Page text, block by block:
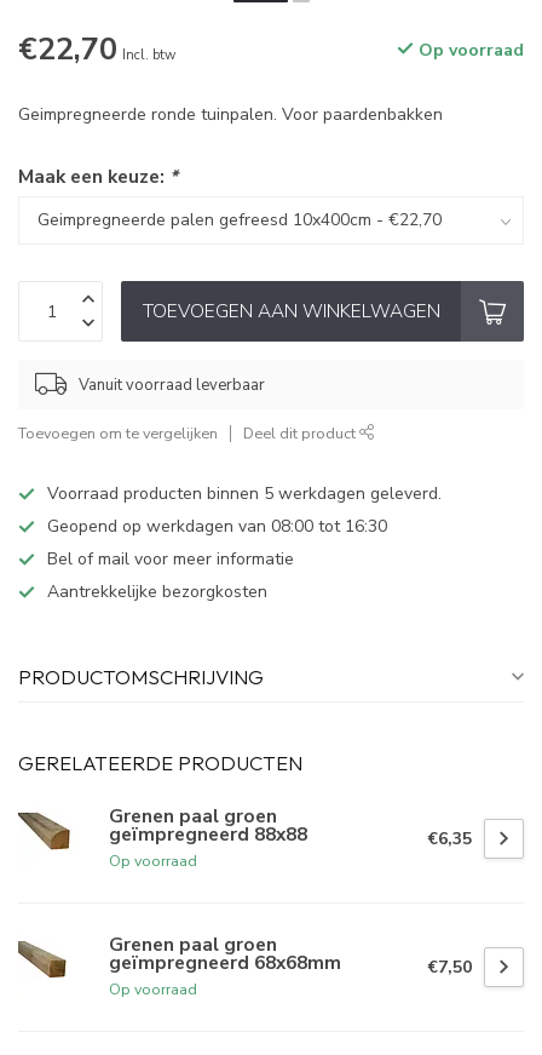
€22,70 Incl. btw Op voorraad
Geimpregneerde ronde tuinpalen. Voor paardenbakken
Maak een keuze: *
TOEVOEGEN AAN WINKELWAGEN
Vanuit voorraad leverbaar
Toevoegen om te vergelijken Deel dit product
Voorraad producten binnen 5 werkdagen geleverd.
Geopend op werkdagen van 08:00 tot 16:30
Bel of mail voor meer informatie
Aantrekkelijke bezorgkosten
PRODUCTOMSCHRIJVING
GERELATEERDE PRODUCTEN
Grenen paal groen
geïmpregneerd 88x88
Op voorraad
€6,35
Grenen paal groen
geïmpregneerd 68x68mm
Op voorraad
€7,50